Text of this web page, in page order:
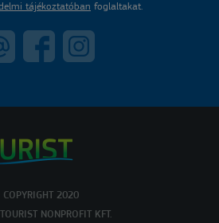
tájékoztatóban foglaltakat.
COPYRIGHT 2020
NONPROFIT KFT.